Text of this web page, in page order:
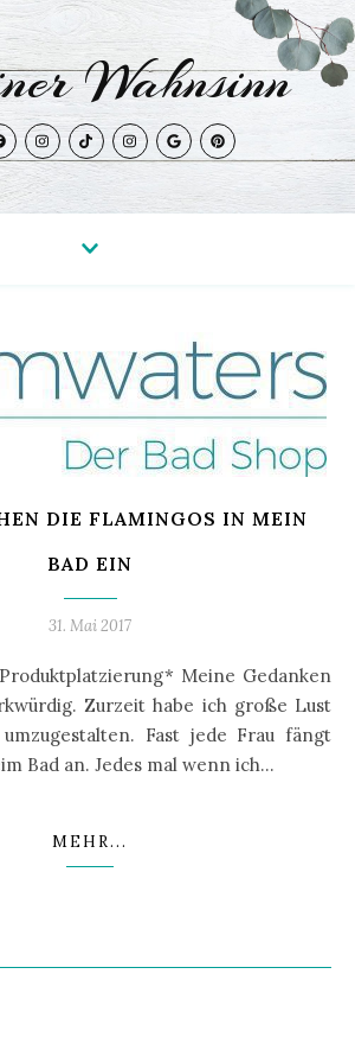
Wahnsinn
DIE FLAMINGOS IN MEIN
BAD EIN
31. Mai 2017
Zurzeit habe ich große Lust
Fast jede Frau fängt
Bad an. Jedes mal wenn ich…
MEHR...